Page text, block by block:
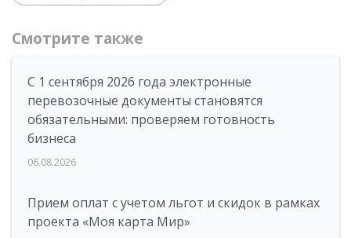
Смотрите также
С 1 сентября 2026 года электронные
перевозочные документы становятся
обязательными: проверяем готовность
бизнеса
06.08.2026
Прием оплат с учетом льгот и скидок в рамках
проекта «Моя карта Мир»